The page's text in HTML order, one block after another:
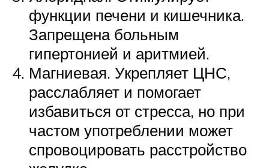
функции печени и кишечника.
Запрещена больным
гипертонией и аритмией.
Магниевая. Укрепляет ЦНС,
расслабляет и помогает
избавиться от стресса, но при
частом употреблении может
спровоцировать расстройство